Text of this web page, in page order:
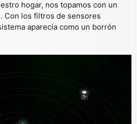
hogar, nos topamos con un
Con los filtros de sensores
aparecía como un borrón